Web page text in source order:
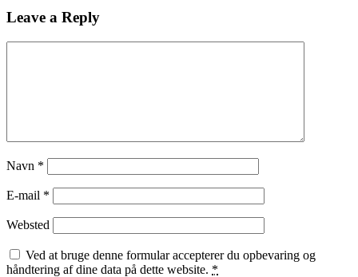
Leave a Reply
Navn *
E-mail *
Websted
Ved at bruge denne formular accepterer du opbevaring og
håndtering af dine data på dette website. *